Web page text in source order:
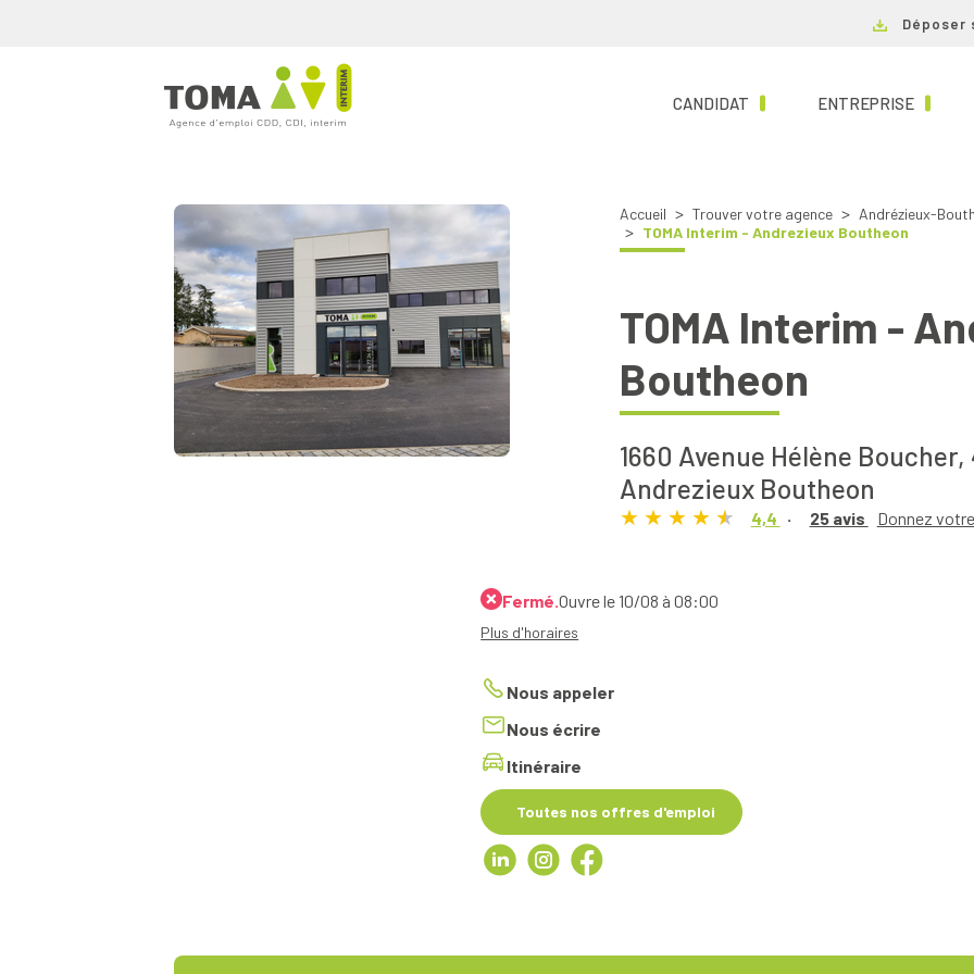
Déposer
CANDIDAT (CURRENT)ENTREPRISE
Accueil Trouver votre agence
Andrézieux-
TOMA Interim - Andrezieux Boutheon
TOMA Interim -
Boutheon
1660 Avenue Hélène Boucher,
Andrezieux Boutheon
4,4 25 avis Donnez
Fermé.Ouvre le 10/08 à 08:00
Plus d'horaires
Nous appeler
Nous écrire
Itinéraire
Toutes nos offres d'emploi